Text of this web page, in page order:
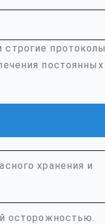
протоколы
постоянных
хранения и
осторожностью.